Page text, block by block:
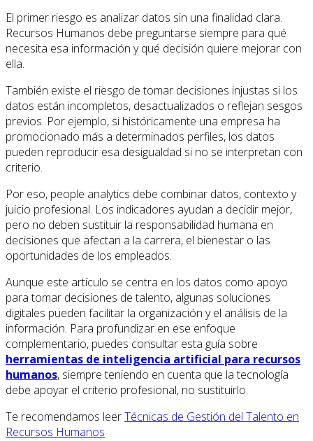
El primer riesgo es analizar datos sin una finalidad clara.
Recursos Humanos debe preguntarse siempre para qué
necesita esa información y qué decisión quiere mejorar con
ella.
También existe el riesgo de tomar decisiones injustas si los
datos están incompletos, desactualizados o reflejan sesgos
previos. Por ejemplo, si históricamente una empresa ha
promocionado más a determinados perfiles, los datos
pueden reproducir esa desigualdad si no se interpretan con
criterio.
Por eso, people analytics debe combinar datos, contexto y
juicio profesional. Los indicadores ayudan a decidir mejor,
pero no deben sustituir la responsabilidad humana en
decisiones que afectan a la carrera, el bienestar o las
oportunidades de los empleados.
Aunque este artículo se centra en los datos como apoyo
para tomar decisiones de talento, algunas soluciones
digitales pueden facilitar la organización y el análisis de la
información. Para profundizar en ese enfoque
complementario, puedes consultar esta guía sobre
herramientas de inteligencia artificial para recursos
humanos, siempre teniendo en cuenta que la tecnología
debe apoyar el criterio profesional, no sustituirlo.
Te recomendamos leerTécnicas de Gestión del Talento en
Recursos Humanos